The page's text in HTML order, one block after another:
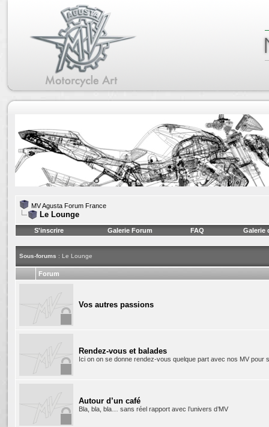
MV Agusta Forum France
Le Lounge
S'inscrire Galerie Forum FAQ Galerie
Sous-forums : Le Lounge
Forum
Vos autres passions
Rendez-vous et balades
Ici on on se donne rendez-vous quelque part avec nos MV pour
Autour d’un café
Bla, bla, bla… sans réel rapport avec l’univers d’MV